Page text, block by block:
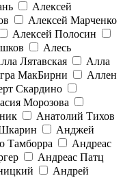
Алексей
Алексей Марченко
Алексей Полосин
Алесь
Лятавская
Алла
МакБирни
Аллен
Скардино
Морозова
Анатолий Тихов
Анджей
Тамборра
Андреас
Андреас Патц
Андрей